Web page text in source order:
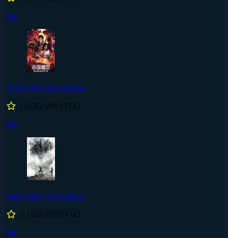
#4
Thôn Phệ Tinh Không
1 (235/280) FHD
#5
Nhất Niệm Vĩnh Hằng
0 (169/250) FHD
#6